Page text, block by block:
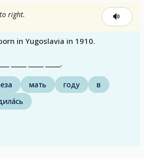
right.
in Yugoslavia in 1910.
_____ _____ _____.
мать году
в